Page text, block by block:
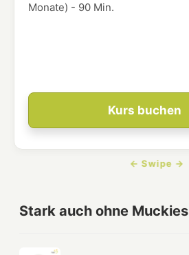
Kurs buchen
Monate) - 90 Min.
Stark auch ohne Muckies